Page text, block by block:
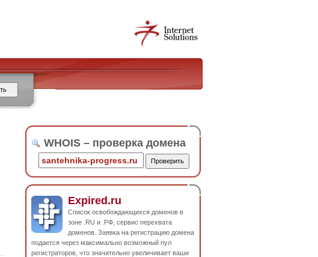
WHOIS – проверка домена
Expired.ru
Список освобождающихся доменов в
зоне .RU и .РФ, сервис перехвата
доменов. Заявка на регистрацию домена
подается через максимально возможный пул
регистраторов, что значительно увеличивает ваши